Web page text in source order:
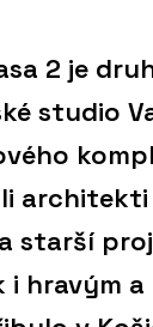
2 je
studio
starší
hravým a